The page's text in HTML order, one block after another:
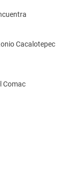
Cacalotepec
Comac